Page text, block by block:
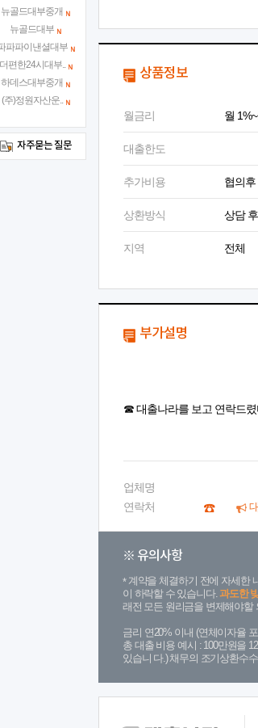
상품정보
월금리 월
대출한도
추가비용 협의후
상환방식 상담
지역 전체
부가설명
☎ 대출나라를 보고 연락드
업체명
연락처
※ 유의사항
계약을 체결하기 전에 자세한
이 하락할 수 있습니다.과도한
래전 모든 원리금을 변제해야할
금리 연20% 이내 (연체이자율
총 대출 비용 예시 : 100만원을
있습니 다.) 채무의 조기상환수
뉴골드대부중개
뉴골드대부
파파이낸셜대부
편한24시대부..
하데스대부중개
(주)정원자산운..
자주묻는 질문